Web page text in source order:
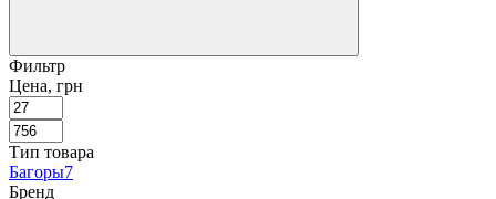
Фильтр
Цена, грн
Тип товара
Багоры7
Бренд